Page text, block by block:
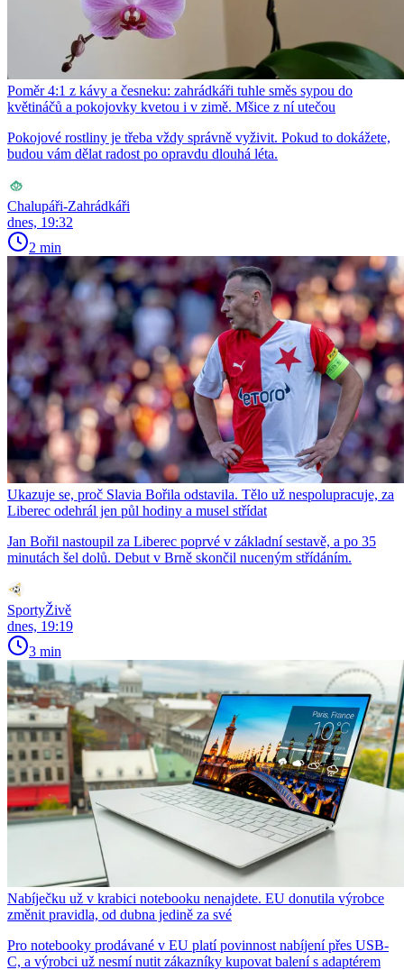
Poměr 4:1 z kávy a česneku: zahrádkáři tuhle směs sypou do
květináčů a pokojovky kvetou i v zimě. Mšice z ní utečou
Pokojové rostliny je třeba vždy správně vyživit. Pokud to dokážete,
budou vám dělat radost po opravdu dlouhá léta.
Chalupáři-Zahrádkáři
dnes, 19:32
2 min
Ukazuje se, proč Slavia Bořila odstavila. Tělo už nespolupracuje, za
Liberec odehrál jen půl hodiny a musel střídat
Jan Bořil nastoupil za Liberec poprvé v základní sestavě, a po 35
minutách šel dolů. Debut v Brně skončil nuceným střídáním.
SportyŽivě
dnes, 19:19
3 min
Nabíječku už v krabici notebooku nenajdete. EU donutila výrobce
změnit pravidla, od dubna jedině za své
Pro notebooky prodávané v EU platí povinnost nabíjení přes USB-
C, a výrobci už nesmí nutit zákazníky kupovat balení s adaptérem